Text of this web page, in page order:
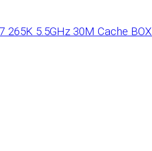
5.5GHz 30M Cache